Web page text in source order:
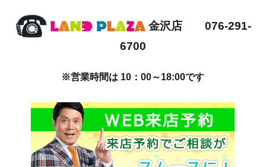
金沢店 076-291-
6700
※営業時間は 10：00～18:00です